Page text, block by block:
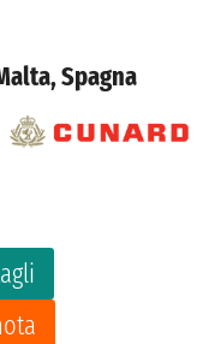
Spagna